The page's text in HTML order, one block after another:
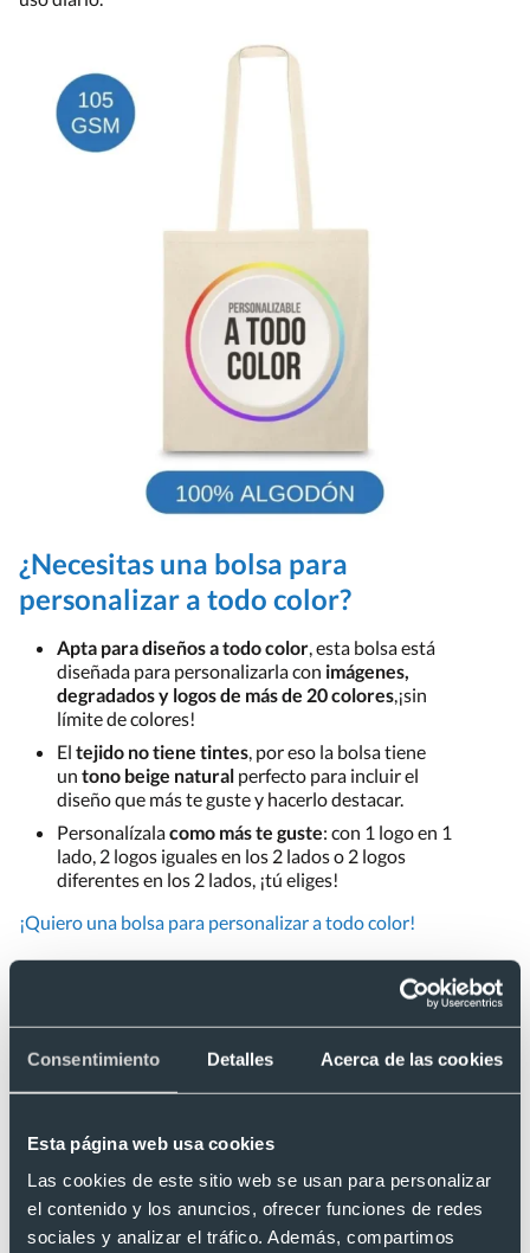
Consentimiento Detalles Acerca de las cookies
Esta página web usa cookies
Las cookies de este sitio web se usan para personalizar
el contenido y los anuncios, ofrecer funciones de redes
sociales y analizar el tráfico. Además, compartimos
¿Necesitas una bolsa para
personalizar a todo color?
Apta para diseños a todo color, esta bolsa está
diseñada para personalizarla con imágenes,
degradados y logos de más de 20 colores,¡sin
límite de colores!
El tejido no tiene tintes, por eso la bolsa tiene
un tono beige natural perfecto para incluir el
diseño que más te guste y hacerlo destacar.
Personalízalacomo más te guste: con 1 logo en 1
lado, 2 logos iguales en los 2 lados o 2 logos
diferentes en los 2 lados, ¡tú eliges!
¡Quiero una bolsa para personalizar a todo color!
Preguntas frecuentes sobre "Bolsa de tela de
algodón 140 g/m² personalizable 37 x 41 cm"
duda, consúltanos y te responderemos con la mayor
¿Tienes dudas sobre este producto?